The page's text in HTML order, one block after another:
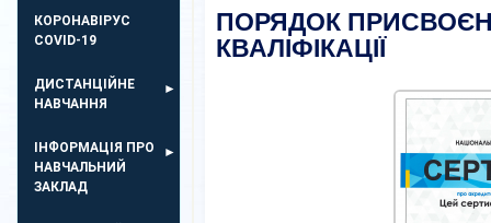
КОРОНАВІРУС
COVID-19
ДИСТАНЦІЙНЕ
НАВЧАННЯ
ІНФОРМАЦІЯ ПРО
НАВЧАЛЬНИЙ
ЗАКЛАД
ПОРЯДОК
КВАЛІФІКАЦІЇ